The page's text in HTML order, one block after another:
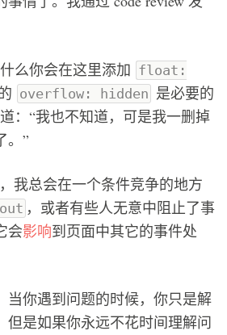
么你会在这里添加 float:
overflow: hidden 是必要的
：“我也不知道，可是我一删掉
。”
我总会在一个条件竞争的地方
，或者有些人无意中阻止了事
会影响到页面中其它的事件处
当你遇到问题的时候，你只是解
但是如果你永远不花时间理解问